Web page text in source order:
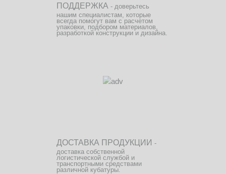
ПОДДЕРЖКА - доверьтесь
нашим специалистам, которые
всегда помогут вам с расчетом
упаковки, подбором материалов,
разработкой конструкции и дизайна.
ДОСТАВКА ПРОДУКЦИИ -
доставка собственной
логистической службой и
транспортными средствами
различной кубатуры.